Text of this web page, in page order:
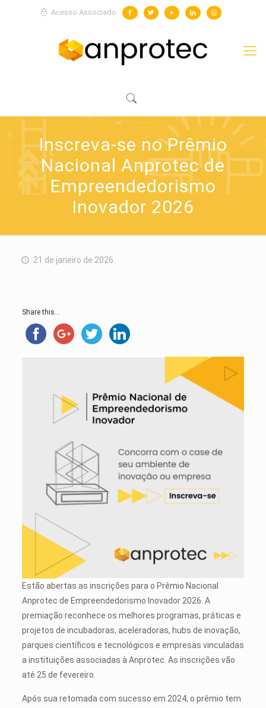
Acesso Associado
Inscreva-se no Prêmio
Nacional Anprotec de
Empreendedorismo
Inovador 2026
21 de janeiro de 2026
Share this...
Estão abertas as inscrições para o Prêmio Nacional
Anprotec de Empreendedorismo Inovador 2026. A
premiação reconhece os melhores programas, práticas e
projetos de incubadoras, aceleradoras, hubs de inovação,
parques científicos e tecnológicos e empresas vinculadas
a instituições associadas à Anprotec. As inscrições vão
até 25 de fevereiro.
Após sua retomada com sucesso em 2024, o prêmio tem